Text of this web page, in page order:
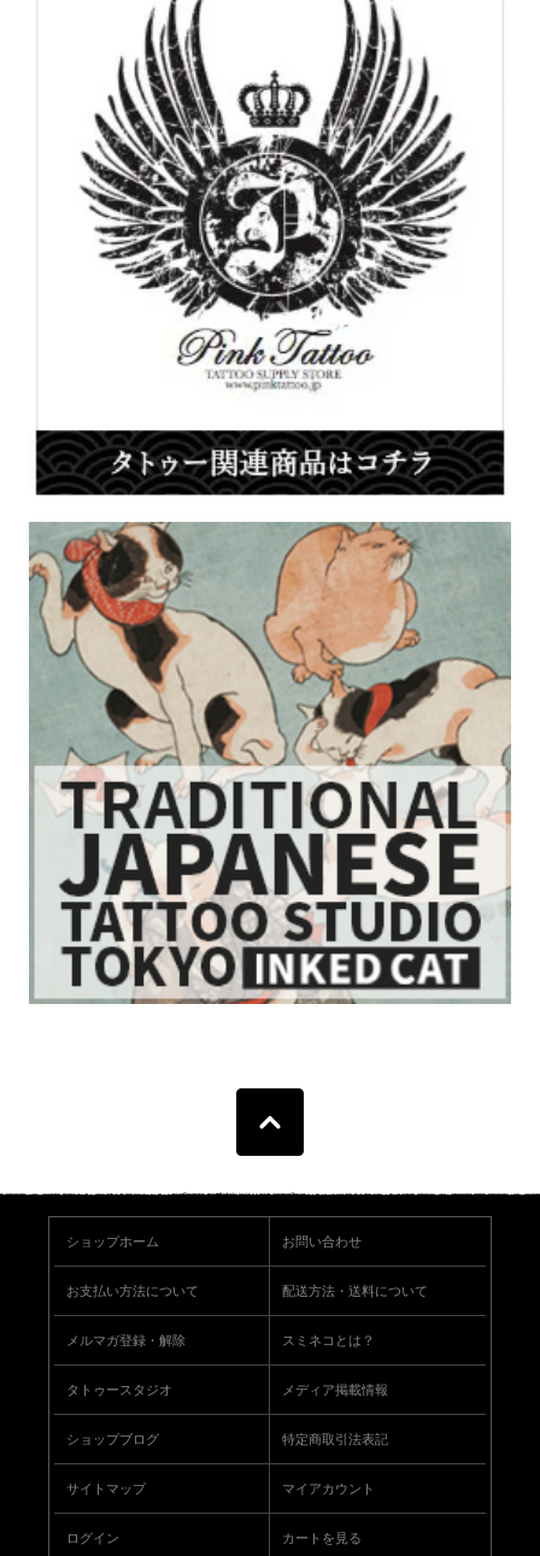
ショップホーム お問い合わせ
お支払い方法について 配送方法・送料について
メルマガ登録・解除 スミネコとは？
タトゥースタジオ メディア掲載情報
ショップブログ 特定商取引法表記
サイトマップ マイアカウント
ログイン カートを見る